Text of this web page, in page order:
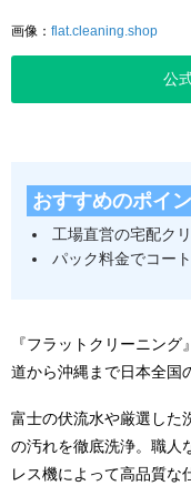
画像： flat.cleaning.shop
公
おすすめのポイ
工場直営の宅配ク
パック料金でコー
『フラットクリーニン
道から沖縄まで日本全国
富士の伏流水や厳選した
の汚れを徹底洗浄。職人
レス機によって高品質な